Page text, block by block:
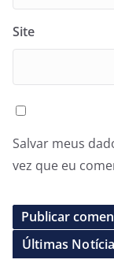
Site
Salvar meus
vez que eu
Últimas